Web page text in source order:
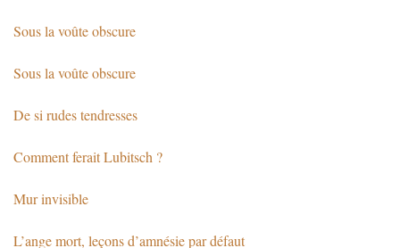
Sous la voûte obscure
Sous la voûte obscure
De si rudes tendresses
Comment ferait Lubitsch ?
Mur invisible
L’ange mort, leçons d’amnésie par défaut